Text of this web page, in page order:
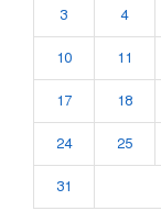
3 4
10 11
17 18
24 25
31